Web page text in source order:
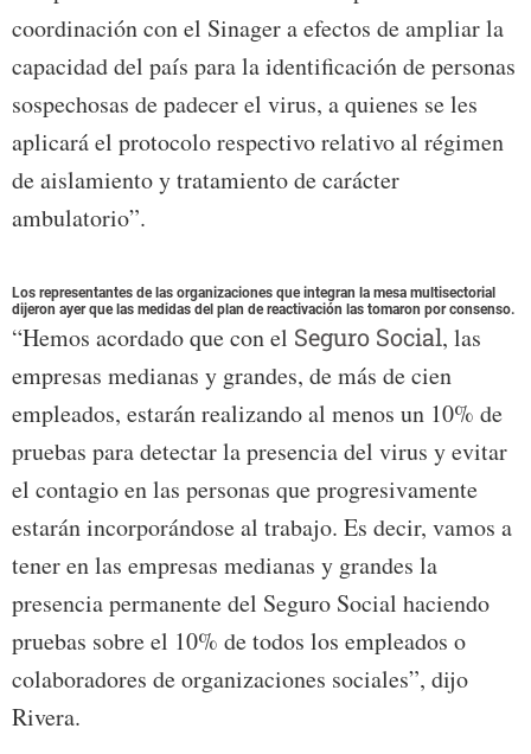
coordinación con el Sinager a efectos de ampliar la
capacidad del país para la identificación de personas
sospechosas de padecer el virus, a quienes se les
aplicará el protocolo respectivo relativo al régimen
de aislamiento y tratamiento de carácter
ambulatorio”.
Los representantes de las organizaciones que integran la mesa multisectorial
dijeron ayer que las medidas del plan de reactivación las tomaron por consenso.
“Hemos acordado que con el Seguro Social, las
empresas medianas y grandes, de más de cien
empleados, estarán realizando al menos un 10% de
pruebas para detectar la presencia del virus y evitar
el contagio en las personas que progresivamente
estarán incorporándose al trabajo. Es decir, vamos a
tener en las empresas medianas y grandes la
presencia permanente del Seguro Social haciendo
pruebas sobre el 10% de todos los empleados o
colaboradores de organizaciones sociales”, dijo
Rivera.